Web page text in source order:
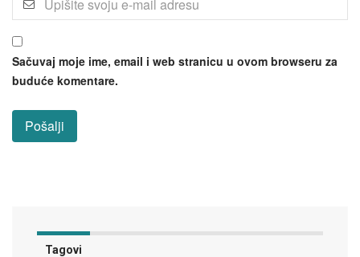
Sačuvaj moje ime, email i web stranicu u ovom browseru za
buduće komentare.
Tagovi